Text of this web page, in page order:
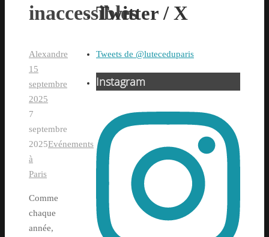
inaccessibles
Alexandre
15
septembre
2025
7
septembre
2025Evénements
à
Paris
Comme
chaque
année,
Twitter / X
Tweets de @luteceduparis
Instagram